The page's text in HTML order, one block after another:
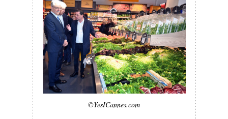
©YesICannes.com